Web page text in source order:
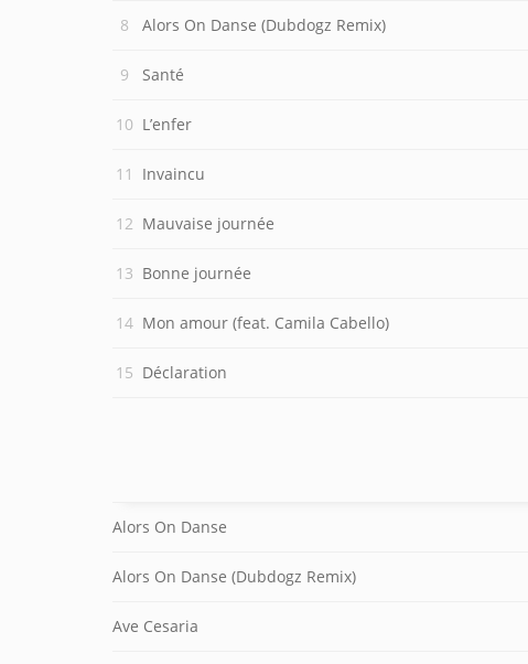
Alors On Danse (Dubdogz Remix)
Santé
L’enfer
Invaincu
Mauvaise journée
Bonne journée
Mon amour (feat. Camila Cabello)
Déclaration
Alors On Danse
Alors On Danse (Dubdogz Remix)
Ave Cesaria